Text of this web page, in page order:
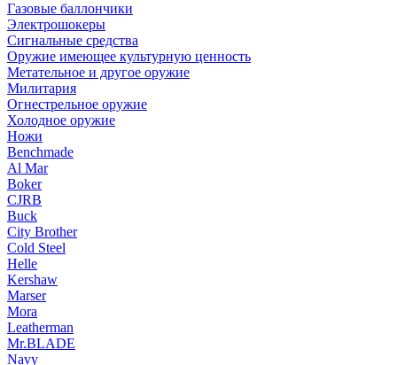
Газовые баллончики
Электрошокеры
Сигнальные средства
Оружие имеющее культурную ценность
Метательное и другое оружие
Милитария
Огнестрельное оружие
Холодное оружие
Ножи
Benchmade
Al Mar
Boker
CJRB
Buck
City Brother
Cold Steel
Helle
Kershaw
Marser
Mora
Leatherman
Mr.BLADE
Navy